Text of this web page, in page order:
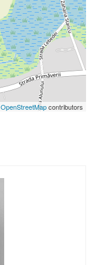
OpenStreetMapcontributors